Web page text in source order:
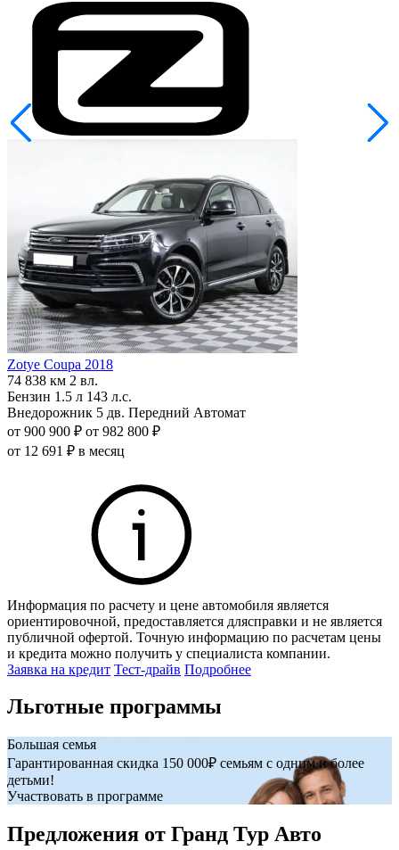
Zotye Coupa 2018
74 838 км 2 вл.
Бензин 1.5 л 143 л.с.
Внедорожник 5 дв. Передний Автомат
от 900 900 ₽ от 982 800 ₽
от 12 691 ₽ в месяц
Информация по расчету и цене автомобиля является
ориентировочной, предоставляется длясправки и не является
публичной офертой. Точную информацию по расчетам цены
и кредита можно получить у специалиста компании.
Заявка на кредит Тест-драйв Подробнее
Льготные программы
Большая семья
Гарантированная скидка 150 000₽ семьям с одним и более
детьми!
Участвовать в программе
Предложения от Гранд Тур Авто